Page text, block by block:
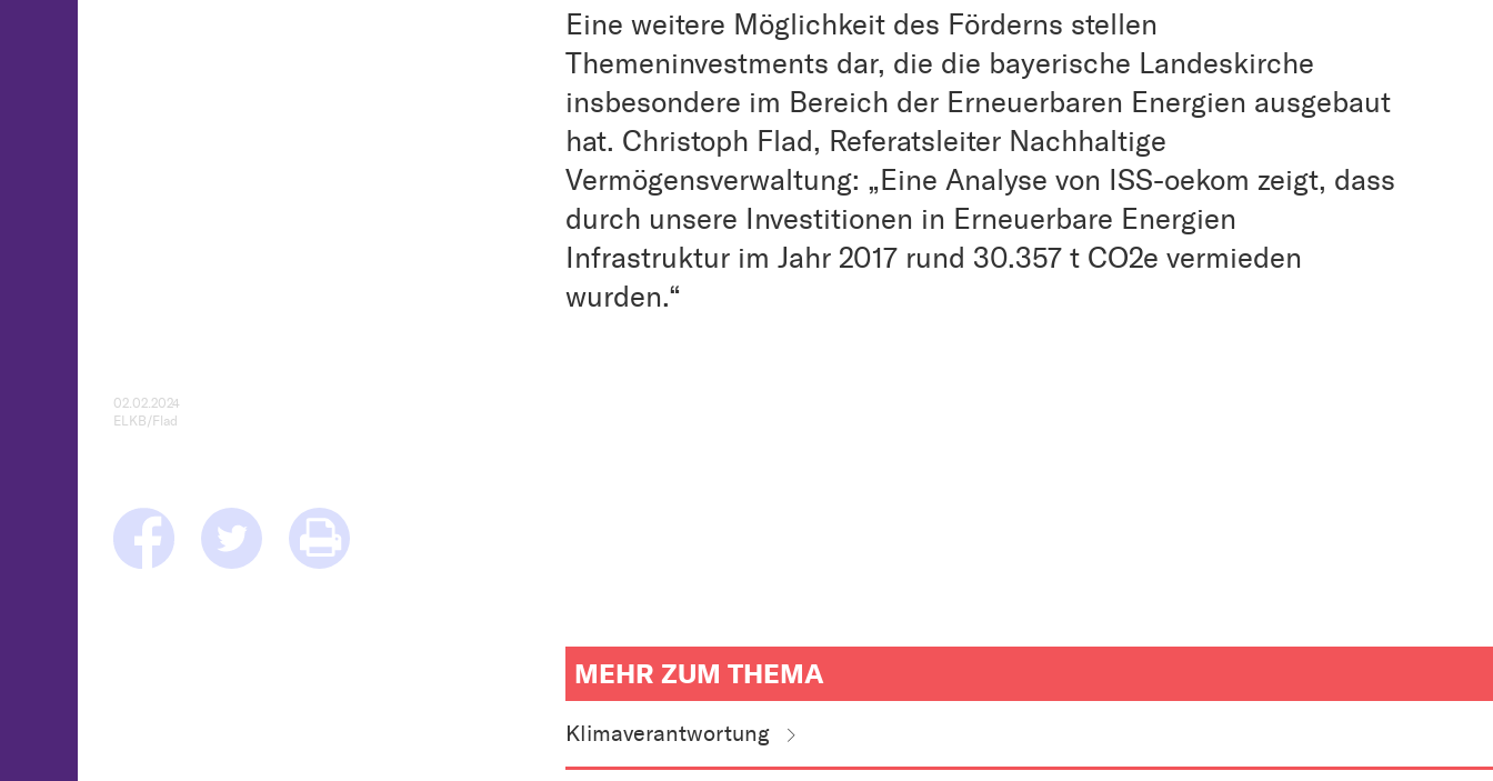
Eine weitere Möglichkeit des Förderns stellen
Themeninvestments dar, die die bayerische Landeskirche
insbesondere im Bereich der Erneuerbaren Energien ausgebaut
hat. Christoph Flad, Referatsleiter Nachhaltige
Vermögensverwaltung: „Eine Analyse von ISS-oekom zeigt, dass
durch unsere Investitionen in Erneuerbare Energien
Infrastruktur im Jahr 2017 rund 30.357 t CO2e vermieden
wurden.“
02.02.2024
ELKB/Flad
MEHR ZUM THEMA
zum
Downloads
Klimaverantwortung